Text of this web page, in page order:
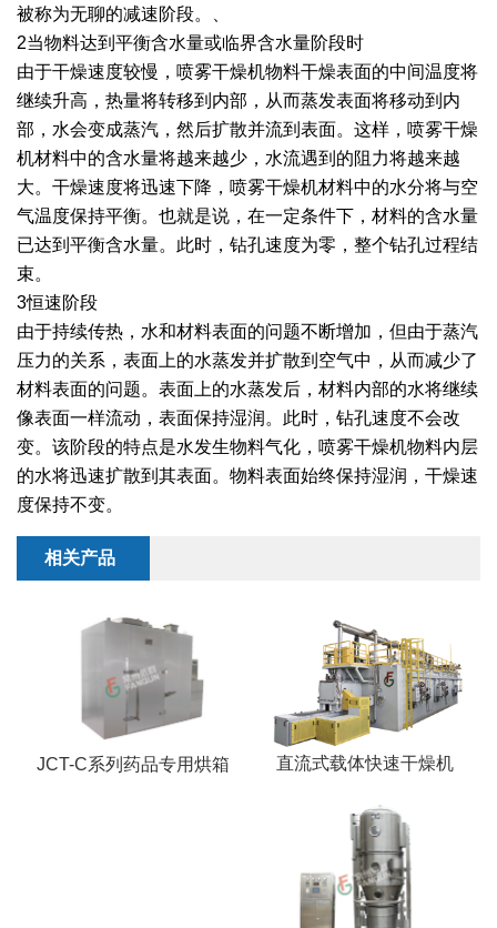
公司大事记
气流干燥系列
喷雾干燥机系列
带式干燥焙烧系列
真空干燥系列
圆盘干燥机系列
载体干燥系列
滚筒干燥系列
沸腾干燥系列
烘箱干燥系列
管束干燥系列
食品行业
环保行业
化工行业
工程技术中心
质量监督技术中心
范群新闻
行业新闻
技术专栏
服务中心
常见问题
社会责任
全球契约组织成员
公共责任
节能环保
社会责任报告
社会责任
绿色发展
绿色工厂
绿色供应链
人才招聘
联系我们
联系我们
被称为无聊的减速阶段。、
2当物料达到平衡含水量或临界含水量阶段时
由于干燥速度较慢，喷雾干燥机物料干燥表面的中间温度将
继续升高，热量将转移到内部，从而蒸发表面将移动到内
部，水会变成蒸汽，然后扩散并流到表面。这样，喷雾干燥
机材料中的含水量将越来越少，水流遇到的阻力将越来越
大。干燥速度将迅速下降，喷雾干燥机材料中的水分将与空
气温度保持平衡。也就是说，在一定条件下，材料的含水量
已达到平衡含水量。此时，钻孔速度为零，整个钻孔过程结
束。
3恒速阶段
由于持续传热，水和材料表面的问题不断增加，但由于蒸汽
压力的关系，表面上的水蒸发并扩散到空气中，从而减少了
材料表面的问题。表面上的水蒸发后，材料内部的水将继续
像表面一样流动，表面保持湿润。此时，钻孔速度不会改
变。该阶段的特点是水发生物料气化，喷雾干燥机物料内层
的水将迅速扩散到其表面。物料表面始终保持湿润，干燥速
度保持不变。
相关产品
JCT-C系列药品专用烘箱 直流式载体快速干燥机